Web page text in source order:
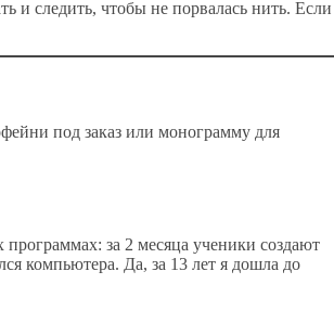
следить, чтобы не порвалась нить. Если
под заказ или монограмму для
программах: за 2 месяца ученики создают
компьютера. Да, за 13 лет я дошла до